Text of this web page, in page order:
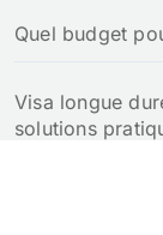
Quel budget
Visa longue
solutions